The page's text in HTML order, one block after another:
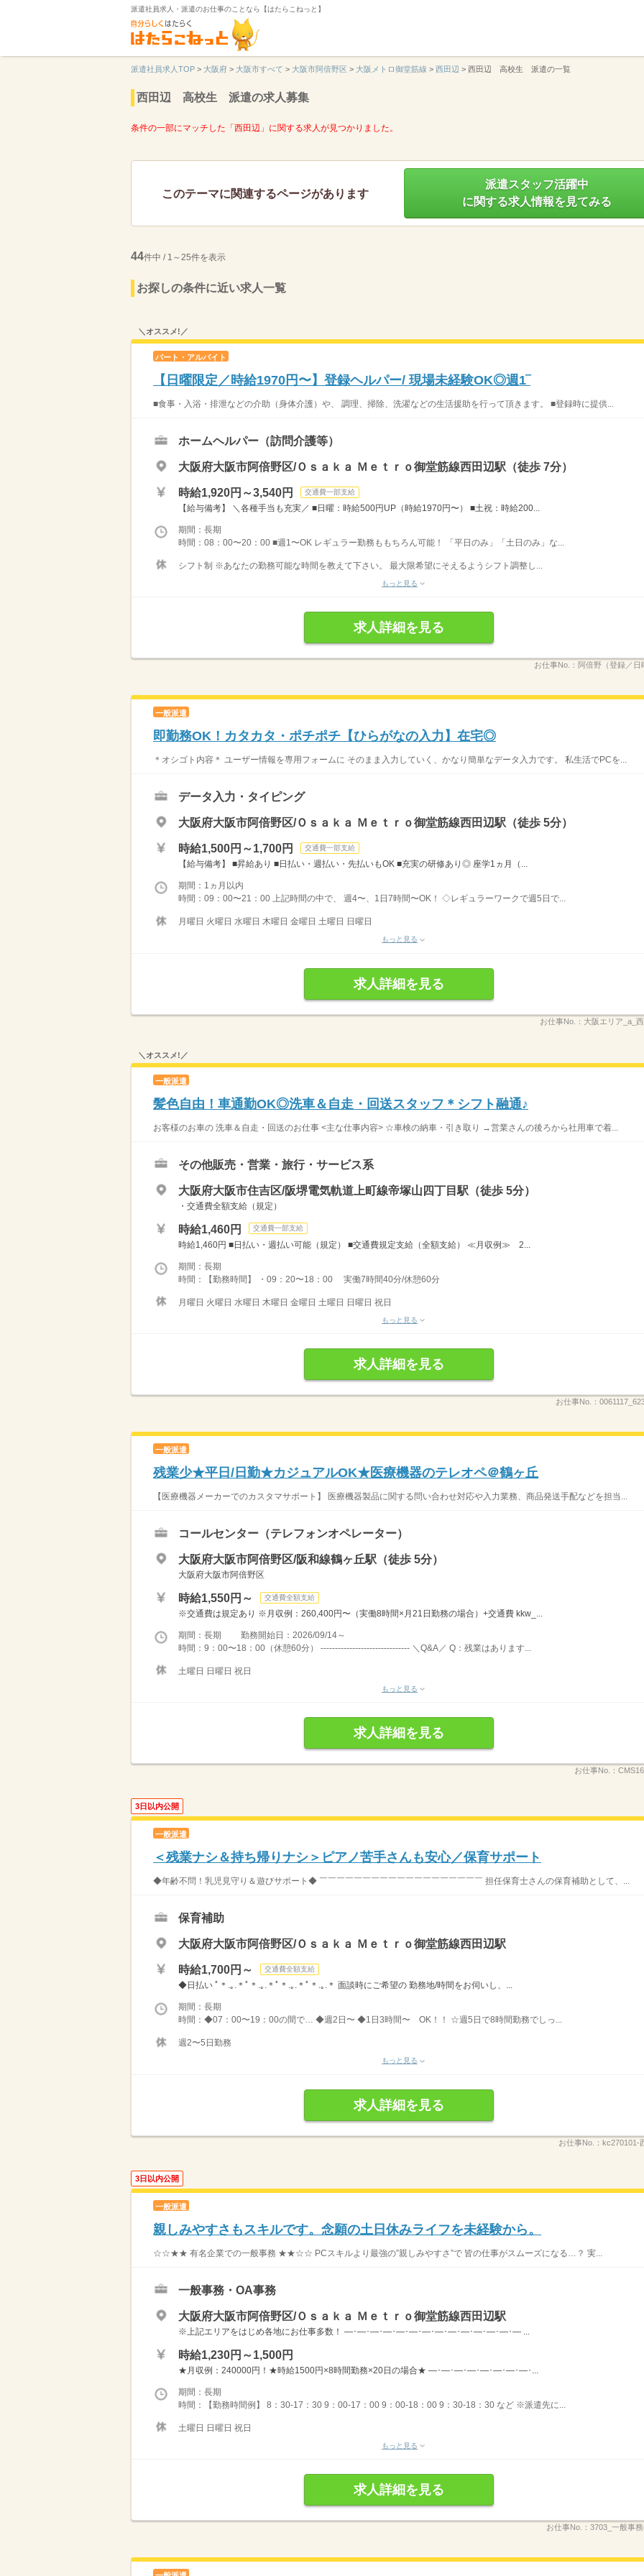
派遣社員求人・派遣のお仕事のことなら【はたらこねっと】
派遣社員求人TOP > 大阪府 > 大阪市すべて > 大阪市阿倍野区 > 大阪メトロ御堂筋線 > 西田辺 > 西田辺 高校生 派遣の一覧
西田辺 高校生 派遣の求人募集
条件の一部にマッチした「西田辺」に関する求人が見つかりました。
このテーマに関連するページがあります
派遣スタッフ活躍中
に関する求人情報を見てみる
44件中 / 1～25件を表示
お探しの条件に近い求人一覧
＼オススメ!／
パート・アルバイト
【日曜限定／時給1970円〜】登録ヘルパー/ 現場未経験OK◎週1‾
■食事・入浴・排泄などの介助（身体介護）や、 調理、掃除、洗濯などの生活援助を行って頂きます。 ■登録時に提供...
ホームヘルパー（訪問介護等）
大阪府大阪市阿倍野区/Ｏｓａｋａ Ｍｅｔｒｏ御堂筋線西田辺駅（徒歩 7分）
時給1,920円～3,540円 交通費一部支給
【給与備考】 ＼各種手当も充実／ ■日曜：時給500円UP（時給1970円〜） ■土祝：時給200...
期間：長期
時間：08：00〜20：00 ■週1〜OK レギュラー勤務ももちろん可能！ 「平日のみ」「土日のみ」な...
シフト制 ※あなたの勤務可能な時間を教えて下さい。 最大限希望にそえるようシフト調整し...
もっと見る
求人詳細を見る
お仕事No.： 阿倍野（登録／日
一般派遣
即勤務OK！カタカタ・ポチポチ【ひらがなの入力】在宅◎
＊オシゴト内容＊ ユーザー情報を専用フォームに そのまま入力していく、かなり簡単なデータ入力です。 私生活でPCを...
データ入力・タイピング
大阪府大阪市阿倍野区/Ｏｓａｋａ Ｍｅｔｒｏ御堂筋線西田辺駅（徒歩 5分）
時給1,500円～1,700円 交通費一部支給
【給与備考】 ■昇給あり ■日払い・週払い・先払いもOK ■充実の研修あり◎ 座学1ヵ月（...
期間：1ヵ月以内
時間：09：00〜21：00 上記時間の中で、 週4〜、1日7時間〜OK！ ◇レギュラーワークで週5日で...
月曜日 火曜日 水曜日 木曜日 金曜日 土曜日 日曜日
もっと見る
求人詳細を見る
お仕事No.： 大阪エリア_a_
＼オススメ!／
一般派遣
髪色自由！車通勤OK◎洗車＆自走・回送スタッフ＊シフト融通♪
お客様のお車の 洗車＆自走・回送のお仕事 <主な仕事内容> ☆車検の納車・引き取り →営業さんの後ろから社用車で着...
その他販売・営業・旅行・サービス系
大阪府大阪市住吉区/阪堺電気軌道上町線帝塚山四丁目駅（徒歩 5分）
・交通費全額支給（規定）
時給1,460円 交通費一部支給
時給1,460円 ■日払い・週払い可能（規定） ■交通費規定支給（全額支給） ≪月収例≫ 2...
期間：長期
時間：【勤務時間】 ・09：20〜18：00 実働7時間40分/休憩60分
月曜日 火曜日 水曜日 木曜日 金曜日 土曜日 日曜日 祝日
もっと見る
求人詳細を見る
お仕事No.：
一般派遣
残業少★平日/日勤★カジュアルOK★医療機器のテレオペ＠鶴ヶ丘
【医療機器メーカーでのカスタマサポート】 医療機器製品に関する問い合わせ対応や入力業務、商品発送手配などを担当...
コールセンター（テレフォンオペレーター）
大阪府大阪市阿倍野区/阪和線鶴ヶ丘駅（徒歩 5分）
大阪府大阪市阿倍野区
時給1,550円～ 交通費全額支給
※交通費は規定あり ※月収例：260,400円〜（実働8時間×月21日勤務の場合）+交通費 kkw_...
期間：長期 勤務開始日：2026/09/14～
時間：9：00〜18：00（休憩60分） ------------------------------- ＼Q&A／ Q：残業はあります...
土曜日 日曜日 祝日
もっと見る
求人詳細を見る
お仕事No.：
3日以内公開
一般派遣
＜残業ナシ＆持ち帰りナシ＞ピアノ苦手さんも安心／保育サポート
◆年齢不問！乳児見守り＆遊びサポート◆ ￣￣￣￣￣￣￣￣￣￣￣￣￣￣￣￣￣￣￣ 担任保育士さんの保育補助として、...
保育補助
大阪府大阪市阿倍野区/Ｏｓａｋａ Ｍｅｔｒｏ御堂筋線西田辺駅
時給1,700円～ 交通費全額支給
◆日払い ﾟ＊.｡.＊ﾟ＊.｡.＊ﾟ＊.｡.＊ﾟ＊.｡.＊ 面談時にご希望の 勤務地/時間をお伺いし、...
期間：長期
時間：◆07：00〜19：00の間で… ◆週2日〜 ◆1日3時間〜 OK！！ ☆週5日で8時間勤務でしっ...
週2〜5日勤務
もっと見る
求人詳細を見る
お仕事No.： kc270101-
3日以内公開
一般派遣
親しみやすさもスキルです。念願の土日休みライフを未経験から。
☆☆★★ 有名企業での一般事務 ★★☆☆ PCスキルより最強の”親しみやすさ”で 皆の仕事がスムーズになる…？ 実...
一般事務・OA事務
大阪府大阪市阿倍野区/Ｏｓａｋａ Ｍｅｔｒｏ御堂筋線西田辺駅
※上記エリアをはじめ各地にお仕事多数！ ―･―･―･―･―･―･―･―･―･―･―･―･―･― ...
時給1,230円～1,500円
★月収例：240000円！★時給1500円×8時間勤務×20日の場合★ ―･―･―･―･―･―･―･―･...
期間：長期
時間：【勤務時間例】 8：30-17：30 9：00-17：00 9：00-18：00 9：30-18：30 など ※派遣先に...
土曜日 日曜日 祝日
もっと見る
求人詳細を見る
お仕事No.： 3703_一般事